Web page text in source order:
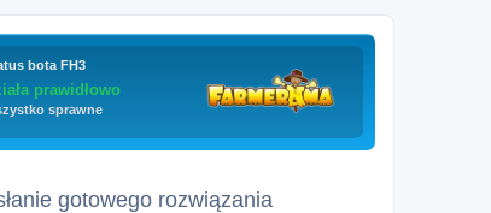
gotowego rozwiązania